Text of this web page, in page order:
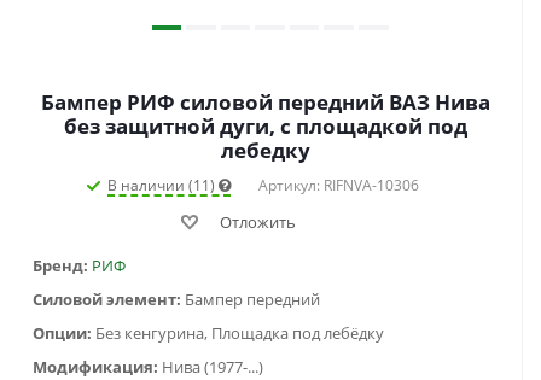
Бампер РИФ силовой передний ВАЗ Нива
без защитной дуги, с площадкой под
лебедку
В наличии (11) Артикул: RIFNVA-10306
Отложить
Бренд: РИФ
Силовой элемент: Бампер передний
Опции: Без кенгурина, Площадка под лебёдку
Модификация: Нива (1977-...)